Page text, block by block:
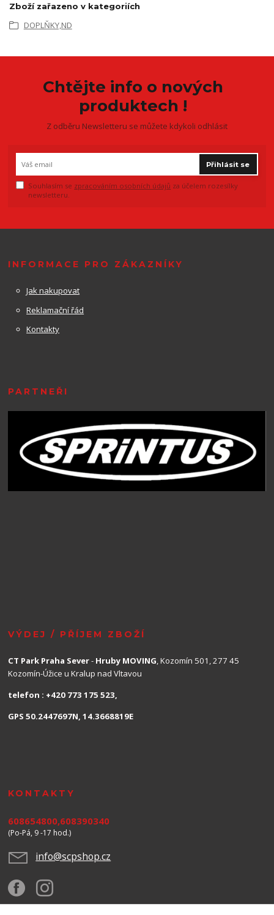
Zboží zařazeno v kategoriích
DOPLŇKY,ND
Chtějte info o nových
produktech !
Z odběru Newsletteru se můžete kdykoli odhlásit
Přihlásit se
Souhlasím se zpracováním osobních údajů za účelem rozesílky
newsletteru.
INFORMACE PRO ZÁKAZNÍKY
Jak nakupovat
Reklamační řád
Kontakty
PARTNEŘI
VÝDEJ / PŘÍJEM ZBOŽÍ
CT Park Praha Sever- Hruby MOVING, Kozomín 501, 277 45
Kozomín-Úžice u Kralup nad Vltavou
telefon : +420 773 175 523,
GPS 50.2447697N, 14.3668819E
KONTAKTY
608654800,608390340
(Po-Pá, 9 -17 hod.)
info@scpshop.cz